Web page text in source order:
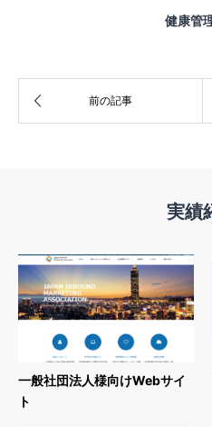
健康管
実績
一般社団法人様向けWebサイ
ト